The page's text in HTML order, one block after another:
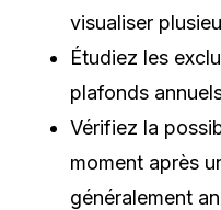
visualiser
Étudiez les
plafonds
Vérifiez la
moment après
généralement